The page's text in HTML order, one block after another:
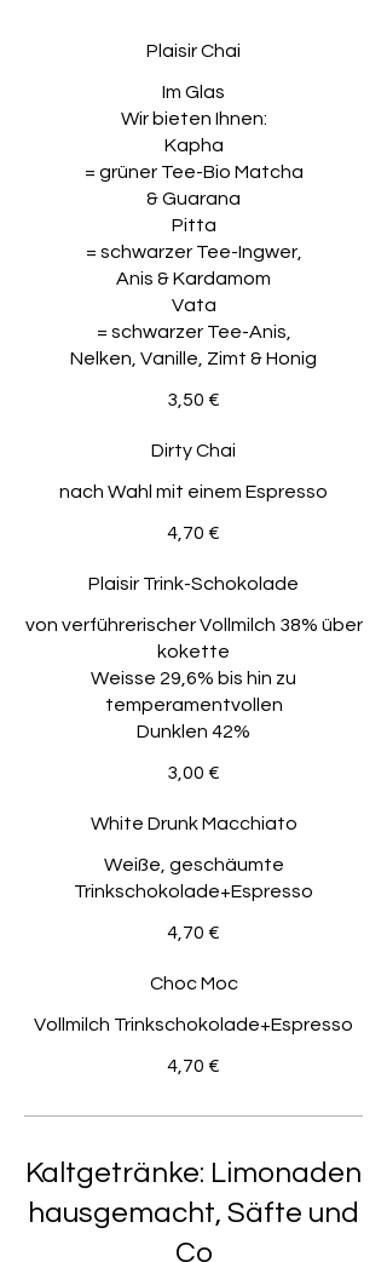
Plaisir Chai
Im Glas
Wir bieten Ihnen:
Kapha
= grüner Tee-Bio Matcha
& Guarana
Pitta
= schwarzer Tee-Ingwer,
Anis & Kardamom
Vata
= schwarzer Tee-Anis,
Nelken, Vanille, Zimt & Honig
3,50 €
Dirty Chai
nach Wahl mit einem Espresso
4,70 €
Plaisir Trink-Schokolade
von verführerischer Vollmilch 38% über
kokette
Weisse 29,6% bis hin zu
temperamentvollen
Dunklen 42%
3,00 €
White Drunk Macchiato
Weiße, geschäumte
Trinkschokolade+Espresso
4,70 €
Choc Moc
Vollmilch Trinkschokolade+Espresso
4,70 €
Kaltgetränke: Limonaden
hausgemacht, Säfte und
Co